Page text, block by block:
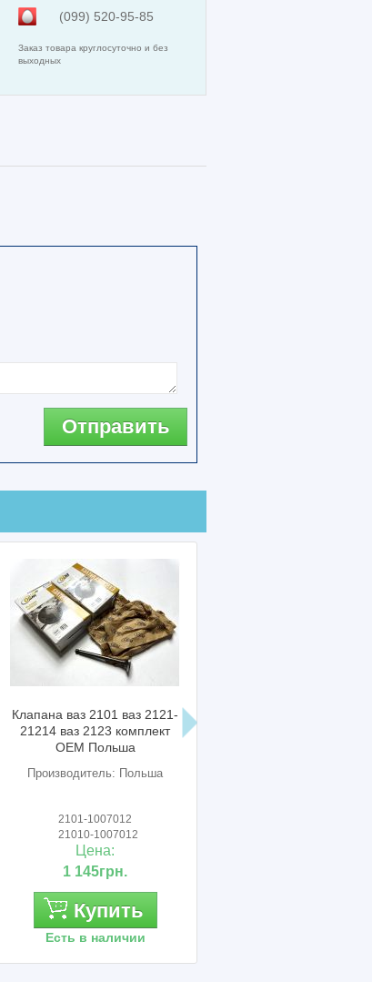
(099) 520-95-85
Заказ товара круглосуточно и без
выходных
Отправить
Клапана ваз 2101 ваз 2121-
21214 ваз 2123 комплект
OEM Польша
Производитель: Польша
2101-1007012
21010-1007012
Цена:
1 145грн.
Купить
Есть в наличии